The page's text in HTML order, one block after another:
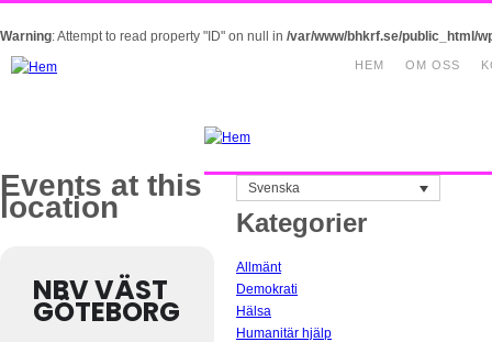
Warning: Attempt to read property "ID" on null in /var/www/bhkrf.se/public_html/
OM OSS
HEM
Events at this
location
NBV VÄST
GÖTEBORG
Svenska
Kategorier
Allmänt
Demokrati
Hälsa
Humanitär hjälp